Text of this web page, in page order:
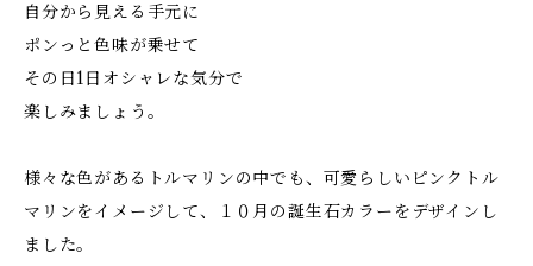
自分から見える手元に
ポンっと色味が乗せて
その日1日オシャレな気分で
楽しみましょう。
様々な色があるトルマリンの中でも、可愛らしいピンクトル
マリンをイメージして、１０月の誕生石カラーをデザインし
ました。